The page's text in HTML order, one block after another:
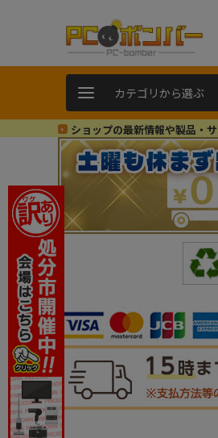
カテゴリから選ぶ
ショップの最新情報や製品・